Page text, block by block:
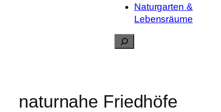
Naturgarten &
Lebensräume
Suchen
naturnahe Friedhöfe